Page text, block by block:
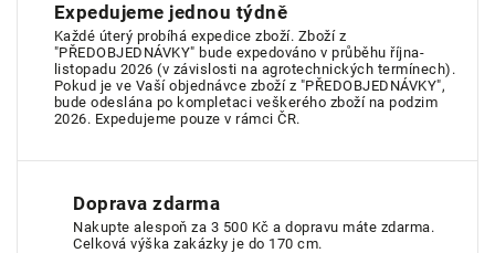
Expedujeme jednou týdně
Každé úterý probíhá expedice zboží. Zboží z
"PŘEDOBJEDNÁVKY" bude expedováno v průběhu října-
listopadu 2026 (v závislosti na agrotechnických termínech).
Pokud je ve Vaší objednávce zboží z "PŘEDOBJEDNÁVKY",
bude odeslána po kompletaci veškerého zboží na podzim
2026. Expedujeme pouze v rámci ČR.
Doprava zdarma
Nakupte alespoň za 3 500 Kč a dopravu máte zdarma.
Celková výška zakázky je do 170 cm.